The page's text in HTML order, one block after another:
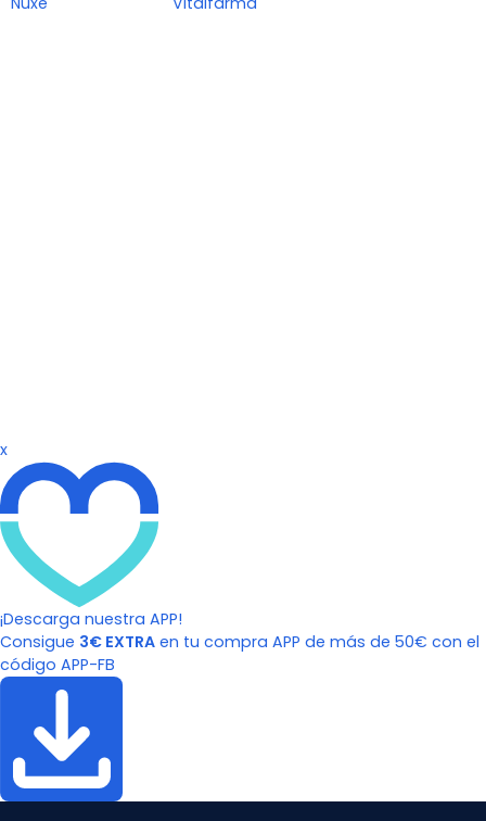
x
¡Descarga nuestra APP!
Consigue 3€ EXTRA en tu compra APP de más de 50€ con el
código APP-FB